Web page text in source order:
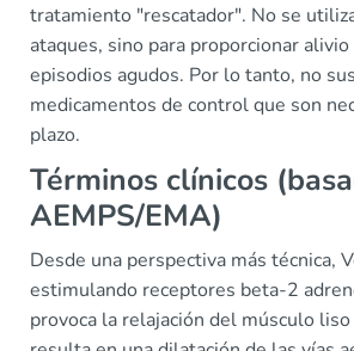
tratamiento "rescatador". No se
ataques, sino para proporcionar
episodios agudos. Por lo tanto, no
medicamentos de control que son
plazo.
Términos clínicos
AEMPS/EMA)
Desde una perspectiva más técnica,
estimulando receptores beta-2
provoca la relajación del músculo